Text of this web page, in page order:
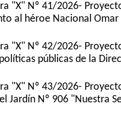
"X" Nº 41/2026-
al héroe Nacional
"X" Nº 42/2026-
públicas de la
"X" Nº 43/2026-
Jardín Nº 906 "Nuestra